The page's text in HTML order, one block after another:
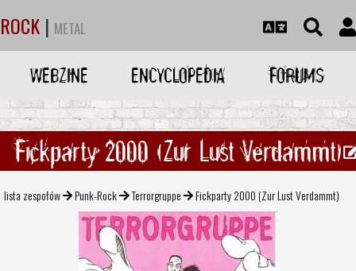
ROCK | METAL
WEBZINE ENCYCLOPEDIA FORUMS
Fickparty 2000 (Zur Lust Verdammt)
lista zespołów Punk-Rock Terrorgruppe Fickparty 2000 (Zur Lust Verdammt)